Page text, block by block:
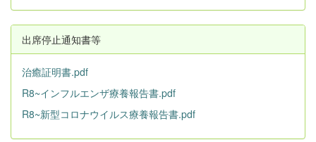
出席停止通知書等
治癒証明書.pdf
R8~インフルエンザ療養報告書.pdf
R8~新型コロナウイルス療養報告書.pdf